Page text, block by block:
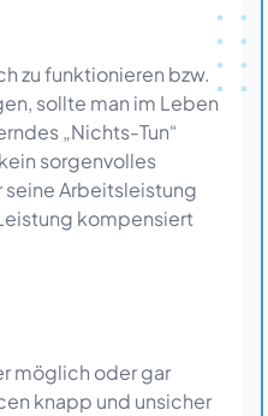
zu funktionieren bzw.
sollte man im Leben
„Nichts-Tun“
sorgenvolles
Arbeitsleistung
kompensiert
möglich oder gar
knapp und unsicher